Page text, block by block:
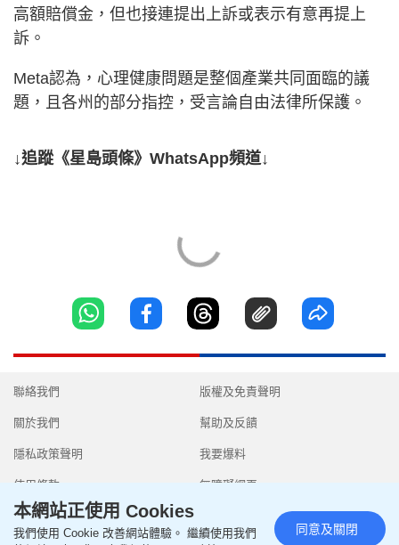
高額賠償金，但也接連提出上訴或表示有意再提上
訴。
Meta認為，心理健康問題是整個產業共同面臨的議
題，且各州的部分指控，受言論自由法律所保護。
↓追蹤《星島頭條》WhatsApp頻道↓
聯絡我們
關於我們
隱私政策聲明
使用條款
版權及免責聲明
幫助及反饋
我要爆料
無障礙網頁
本網站正使用 Cookies
我們使用 Cookie 改善網站體驗。 繼續使用我們
同意及關閉